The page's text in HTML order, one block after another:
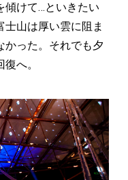
傾けて…といきたい
山は厚い雲に阻ま
かった。それでも夕
へ。